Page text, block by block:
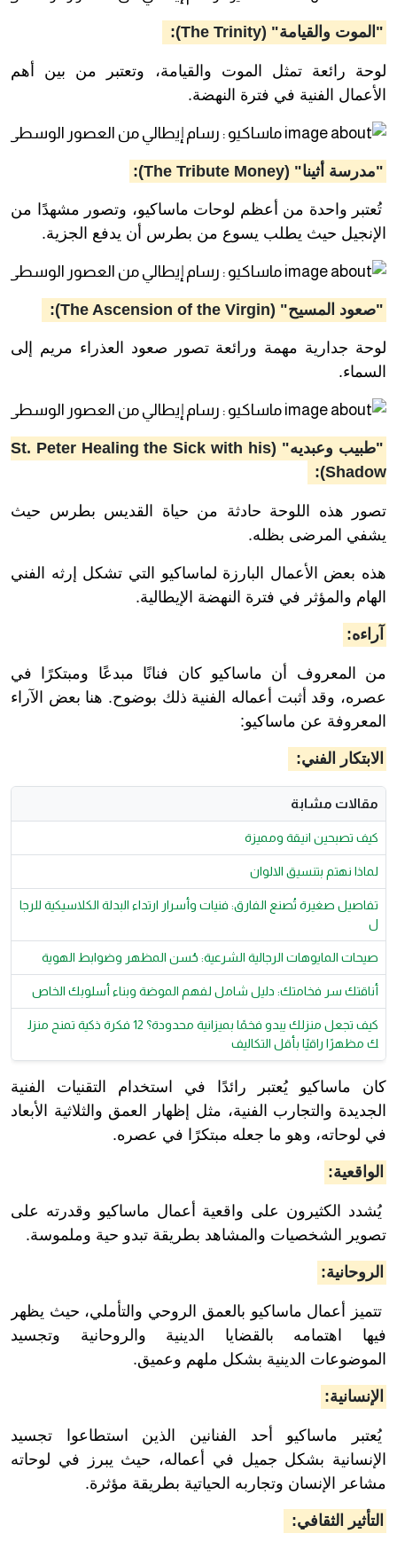
"الموت والقيامة" (The Trinity):
لوحة رائعة تمثل الموت والقيامة، وتعتبر من بين أهم
الأعمال الفنية في فترة النهضة.
"مدرسة أثينا" (The Tribute Money):
تُعتبر واحدة من أعظم لوحات ماساكيو، وتصور مشهدًا من
الإنجيل حيث يطلب يسوع من بطرس أن يدفع الجزية.
"صعود المسيح" (The Ascension of the Virgin):
لوحة جدارية مهمة ورائعة تصور صعود العذراء مريم إلى
السماء.
"طبيب وعبديه" (St. Peter Healing the Sick with his
Shadow):
تصور هذه اللوحة حادثة من حياة القديس بطرس حيث
يشفي المرضى بظله.
هذه بعض الأعمال البارزة لماساكيو التي تشكل إرثه الفني
الهام والمؤثر في فترة النهضة الإيطالية.
آراءه:
من المعروف أن ماساكيو كان فنانًا مبدعًا ومبتكرًا في
عصره، وقد أثبت أعماله الفنية ذلك بوضوح. هنا بعض الآراء
المعروفة عن ماساكيو:
الابتكار الفني:
مقالات مشابة
كيف تصبحين انيقة ومميزة
لماذا نهتم بتنسيق الالوان
تفاصيل صغيرة تُصنع الفارق: فنيات وأسرار ارتداء البدلة الكلاسيكية للرجا
ل
صيحات المايوهات الرجالية الشرعية: حُسن المظهر وضوابط الهوية
أناقتك سر فخامتك: دليل شامل لفهم الموضة وبناء أسلوبك الخاص
كيف تجعل منزلك يبدو فخمًا بميزانية محدودة؟ 12 فكرة ذكية تمنح منزل
ك مظهرًا راقيًا بأقل التكاليف
كان ماساكيو يُعتبر رائدًا في استخدام التقنيات الفنية
الجديدة والتجارب الفنية، مثل إظهار العمق والثلاثية الأبعاد
في لوحاته، وهو ما جعله مبتكرًا في عصره.
الواقعية:
يُشدد الكثيرون على واقعية أعمال ماساكيو وقدرته على
تصوير الشخصيات والمشاهد بطريقة تبدو حية وملموسة.
الروحانية:
تتميز أعمال ماساكيو بالعمق الروحي والتأملي، حيث يظهر
فيها اهتمامه بالقضايا الدينية والروحانية وتجسيد
الموضوعات الدينية بشكل ملهم وعميق.
الإنسانية:
يُعتبر ماساكيو أحد الفنانين الذين استطاعوا تجسيد
الإنسانية بشكل جميل في أعماله، حيث يبرز في لوحاته
مشاعر الإنسان وتجاربه الحياتية بطريقة مؤثرة.
التأثير الثقافي: